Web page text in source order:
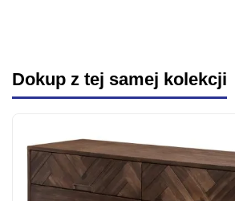
Dokup z tej samej kolekcji